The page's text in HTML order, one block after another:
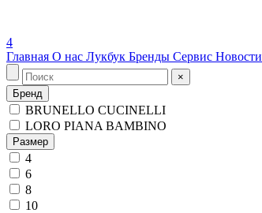
4
Главная О нас Лукбук Бренды Сервис Новости
×
Бренд
BRUNELLO CUCINELLI
LORO PIANA BAMBINO
Размер
4
6
8
10